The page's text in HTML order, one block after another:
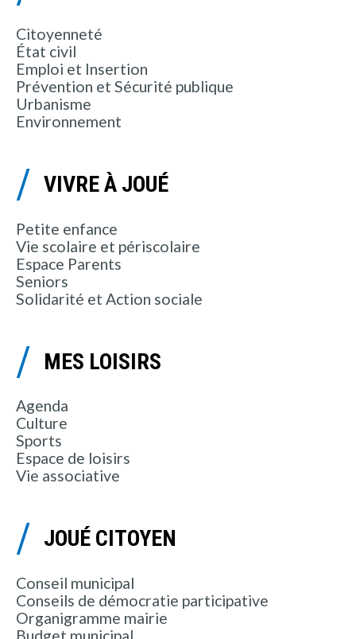
Citoyenneté
État civil
Emploi et Insertion
Prévention et Sécurité publique
Urbanisme
Environnement
VIVRE À JOUÉ
Petite enfance
Vie scolaire et périscolaire
Espace Parents
Seniors
Solidarité et Action sociale
MES LOISIRS
Agenda
Culture
Sports
Espace de loisirs
Vie associative
JOUÉ CITOYEN
Conseil municipal
Conseils de démocratie participative
Organigramme mairie
Budget municipal